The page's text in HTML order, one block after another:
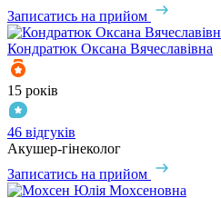
Записатись на прийом
Кондратюк Оксана Вячеславівна
15 років
46 відгуків
Акушер-гінеколог
Записатись на прийом